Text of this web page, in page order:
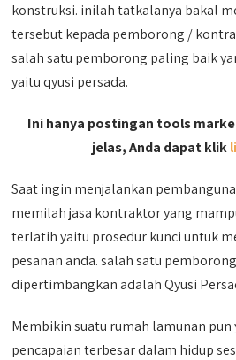
konstruksi. inilah tatkalanya bakal
tersebut kepada pemborong /
salah satu pemborong paling baik
yaitu qyusi persada.
Ini hanya postingan tools
jelas, Anda dapat klik
Saat ingin menjalankan
memilah jasa kontraktor yang
terlatih yaitu prosedur kunci untuk
pesanan anda. salah satu
dipertimbangkan adalah Qyusi
Membikin suatu rumah lamunan pun
pencapaian terbesar dalam hidup